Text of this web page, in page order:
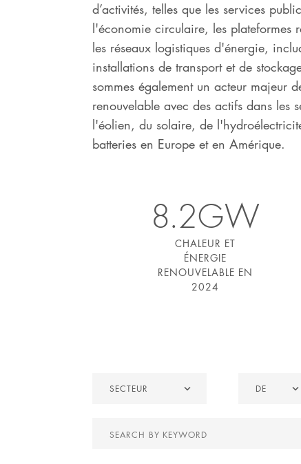
d’activités, telles que les services
l'économie circulaire, les plateformes
les réseaux logistiques d'énergie,
installations de transport et de
sommes également un acteur majeur
renouvelable avec des actifs dans les
l'éolien, du solaire, de
batteries en Europe et en Amérique.
8.2GW
CHALEUR ET
ÉNERGIE
RENOUVELABLE EN
2024
Secteur
SECTEUR DE
Search